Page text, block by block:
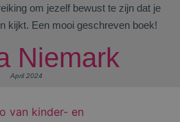
om jezelf bewust te zijn dat je
kijkt. Een mooi geschreven boek!
Niemark
April 2024